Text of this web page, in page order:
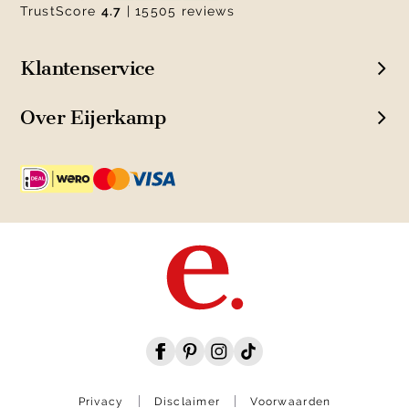
Klantenservice
Over Eijerkamp
TrustScore 4.7 | 15505 reviews
Privacy Disclaimer
Voorwaarden